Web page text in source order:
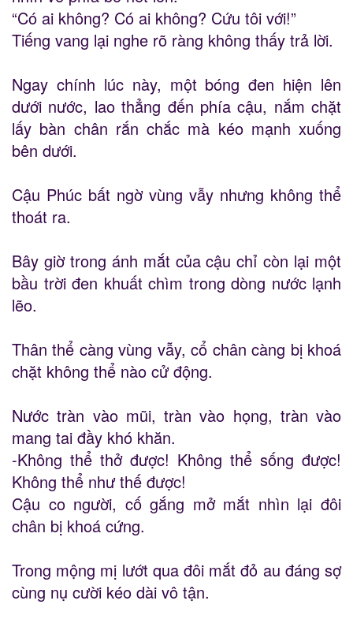
“Có ai không? Có ai không? Cứu tôi với!”
Tiếng vang lại nghe rõ ràng không thấy trả lời.
Ngay chính lúc này, một bóng đen hiện lên
dưới nước, lao thẳng đến phía cậu, nắm chặt
lấy bàn chân rắn chắc mà kéo mạnh xuống
bên dưới.
Cậu Phúc bất ngờ vùng vẫy nhưng không thể
thoát ra.
Bây giờ trong ánh mắt của cậu chỉ còn lại một
bầu trời đen khuất chìm trong dòng nước lạnh
lẽo.
Thân thể càng vùng vẫy, cổ chân càng bị khoá
chặt không thể nào cử động.
Nước tràn vào mũi, tràn vào họng, tràn vào
mang tai đầy khó khăn.
-Không thể thở được! Không thể sống được!
Không thể như thế được!
Cậu co người, cố gắng mở mắt nhìn lại đôi
chân bị khoá cứng.
Trong mộng mị lướt qua đôi mắt đỏ au đáng sợ
cùng nụ cười kéo dài vô tận.